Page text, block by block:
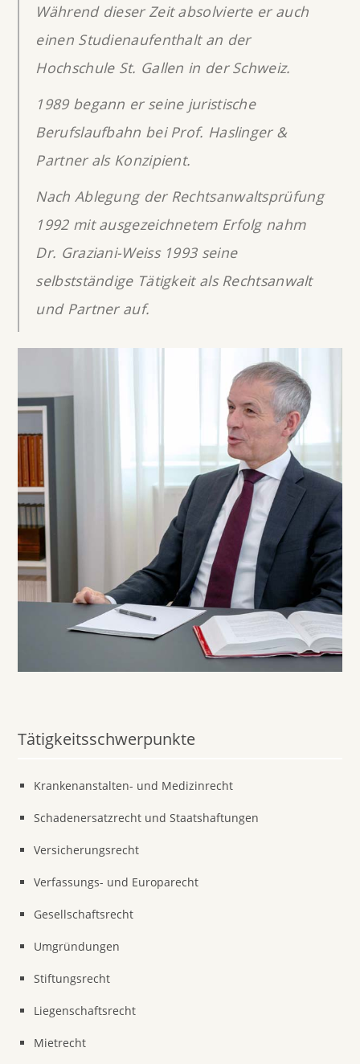
Während dieser Zeit absolvierte er auch
einen Studienaufenthalt an der
Hochschule St. Gallen in der Schweiz.
1989 begann er seine juristische
Berufslaufbahn bei Prof. Haslinger &
Partner als Konzipient.
Nach Ablegung der Rechtsanwaltsprüfung
1992 mit ausgezeichnetem Erfolg nahm
Dr. Graziani-Weiss 1993 seine
selbstständige Tätigkeit als Rechtsanwalt
und Partner auf.
Tätigkeitsschwerpunkte
Krankenanstalten- und Medizinrecht
Schadenersatzrecht und Staatshaftungen
Versicherungsrecht
Verfassungs- und Europarecht
Gesellschaftsrecht
Umgründungen
Stiftungsrecht
Liegenschaftsrecht
Mietrecht